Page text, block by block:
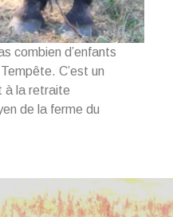
combien d’enfants
C’est un
à la retraite
de la ferme du